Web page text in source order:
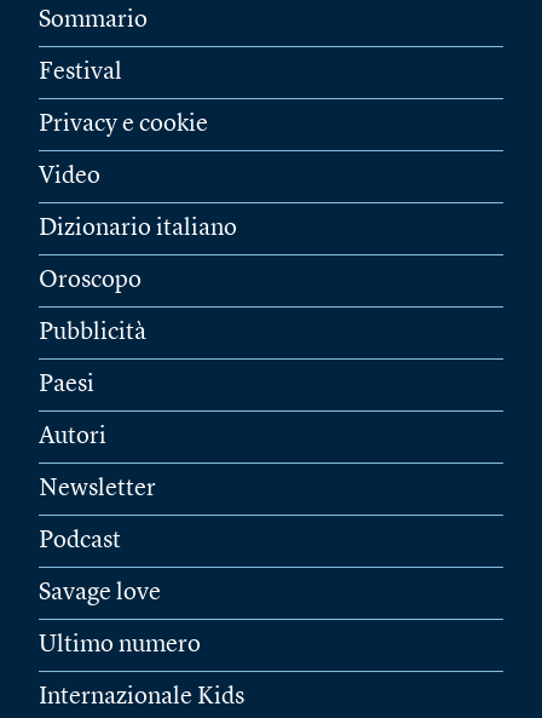
Sommario
Festival
Privacy e cookie
Video
Dizionario italiano
Oroscopo
Pubblicità
Paesi
Autori
Newsletter
Podcast
Savage love
Ultimo numero
Internazionale Kids